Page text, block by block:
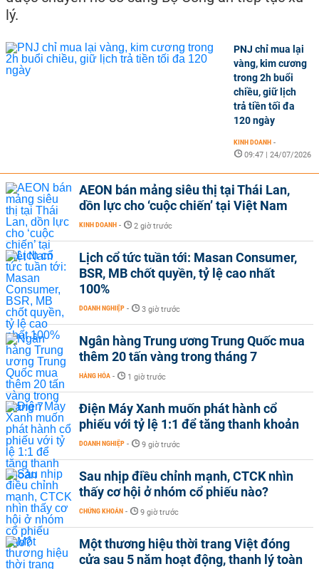
lý.
PNJ chỉ mua lại
vàng, kim cương
trong 2h buổi
chiều, giữ lịch
trả tiền tối đa
120 ngày
KINH DOANH -
09:47 | 24/07/2026
AEON bán mảng siêu thị tại Thái Lan,
dồn lực cho ‘cuộc chiến’ tại Việt Nam
KINH DOANH - 2 giờ trước
Lịch cổ tức tuần tới: Masan Consumer,
BSR, MB chốt quyền, tỷ lệ cao nhất
100%
DOANH NGHIỆP - 3 giờ trước
Ngân hàng Trung ương Trung Quốc mua
thêm 20 tấn vàng trong tháng 7
HÀNG HÓA - 1 giờ trước
Điện Máy Xanh muốn phát hành cổ
phiếu với tỷ lệ 1:1 để tăng thanh khoản
DOANH NGHIỆP - 9 giờ trước
Sau nhịp điều chỉnh mạnh, CTCK nhìn
thấy cơ hội ở nhóm cổ phiếu nào?
CHỨNG KHOÁN - 9 giờ trước
Một thương hiệu thời trang Việt đóng
cửa sau 5 năm hoạt động, thanh lý toàn